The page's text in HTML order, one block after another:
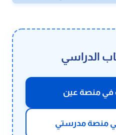
الدراسي
في منصة عين
منصة مدرستي